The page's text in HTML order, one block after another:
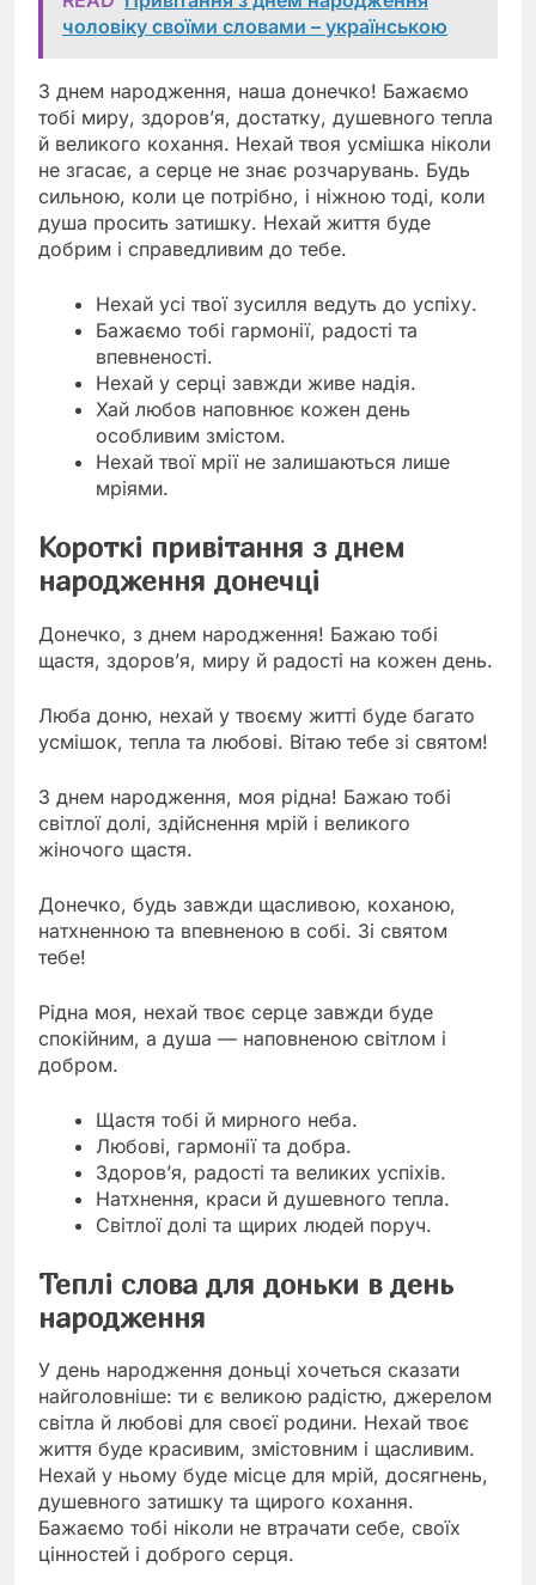
чоловіку своїми словами – українською
З днем народження, наша донечко! Бажаємо
тобі миру, здоров’я, достатку, душевного тепла
й великого кохання. Нехай твоя усмішка ніколи
не згасає, а серце не знає розчарувань. Будь
сильною, коли це потрібно, і ніжною тоді, коли
душа просить затишку. Нехай життя буде
добрим і справедливим до тебе.
Нехай усі твої зусилля ведуть до успіху.
Бажаємо тобі гармонії, радості та
впевненості.
Нехай у серці завжди живе надія.
Хай любов наповнює кожен день
особливим змістом.
Нехай твої мрії не залишаються лише
мріями.
Короткі привітання з днем
народження донечці
Донечко, з днем народження! Бажаю тобі
щастя, здоров’я, миру й радості на кожен день.
Люба доню, нехай у твоєму житті буде багато
усмішок, тепла та любові. Вітаю тебе зі святом!
З днем народження, моя рідна! Бажаю тобі
світлої долі, здійснення мрій і великого
жіночого щастя.
Донечко, будь завжди щасливою, коханою,
натхненною та впевненою в собі. Зі святом
тебе!
Рідна моя, нехай твоє серце завжди буде
спокійним, а душа — наповненою світлом і
добром.
Щастя тобі й мирного неба.
Любові, гармонії та добра.
Здоров’я, радості та великих успіхів.
Натхнення, краси й душевного тепла.
Світлої долі та щирих людей поруч.
Теплі слова для доньки в день
народження
У день народження доньці хочеться сказати
найголовніше: ти є великою радістю, джерелом
світла й любові для своєї родини. Нехай твоє
життя буде красивим, змістовним і щасливим.
Нехай у ньому буде місце для мрій, досягнень,
душевного затишку та щирого кохання.
Бажаємо тобі ніколи не втрачати себе, своїх
цінностей і доброго серця.